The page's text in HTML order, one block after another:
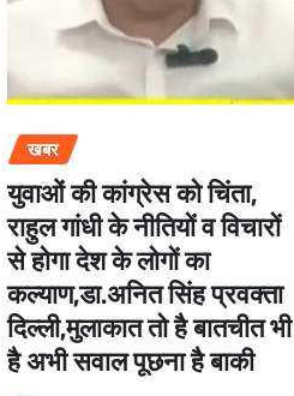
खबर
युवाओं की कांग्रेस को चिंता,
राहुल गांधी के नीतियों व विचारों
से होगा देश के लोगों का
कल्याण,डा.अनित सिंह प्रवक्ता
दिल्ली,मुलाकात तो है बातचीत भी
है अभी सवाल पूछना है बाकी